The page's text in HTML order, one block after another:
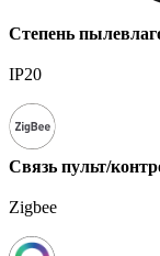
Степень
IP20
Связь пульт/
Zigbee